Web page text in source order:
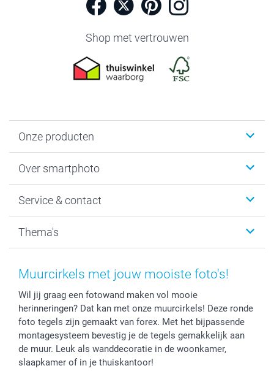
Shop met vertrouwen
Onze producten
Fotoboeken
Fotocadeaus
Kaarten
Over smartphoto
Vacatures
Bestelproces
Herroepingsrecht
Cookiebeleid
Reviews
Prijslijst
Investor Relations
Service & contact
Tevredenheidsgarantie
Mijn orderstatus
smartfriends
service@smartphoto.nl
Affiliate partnerprogramma
Partnerships
Influencer partnerprogramma
Thema's
Baby
Vaderdag
Huwelijk
Muurcirkels met jouw mooiste foto's!
Wil jij graag een fotowand maken vol mooie
herinneringen? Dat kan met onze muurcirkels! Deze ronde
foto tegels zijn gemaakt van forex. Met het bijpassende
montagesysteem bevestig je de tegels gemakkelijk aan
de muur. Leuk als wanddecoratie in de woonkamer,
slaapkamer of in je thuiskantoor!